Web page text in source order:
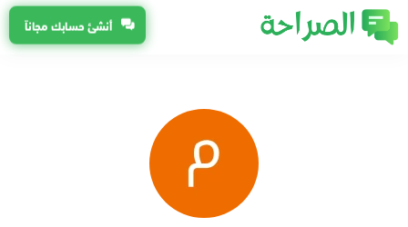
أنشئ حسابك مجاناً